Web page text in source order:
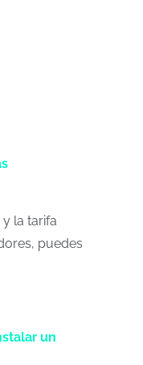
la tarifa
puedes
un